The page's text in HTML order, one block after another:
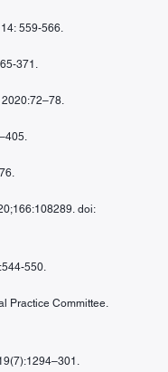
559-566.
371.
2020:72–78.
doi:
550.
Practice Committee.